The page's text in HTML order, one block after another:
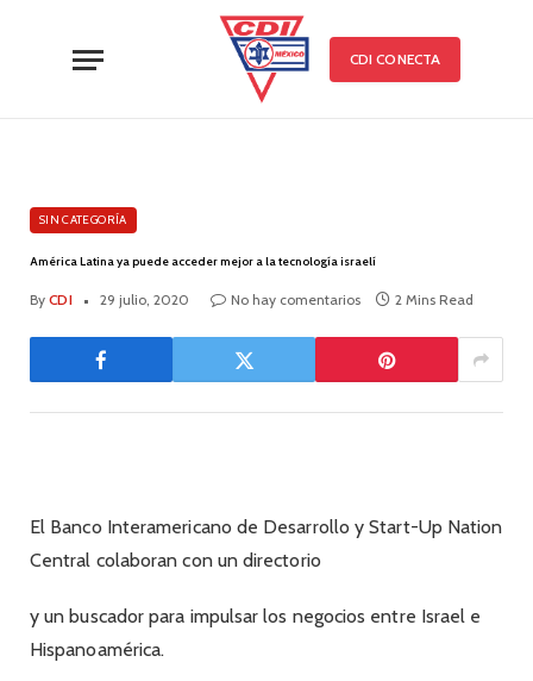
CDI CONECTA
SIN CATEGORÍA
América Latina ya puede acceder mejor a la tecnología israelí
By CDI 29 julio, 2020 No hay comentarios 2 Mins Read
El Banco Interamericano de Desarrollo y Start-Up Nation
Central colaboran con un directorio
y un buscador para impulsar los negocios entre Israel e
Hispanoamérica.